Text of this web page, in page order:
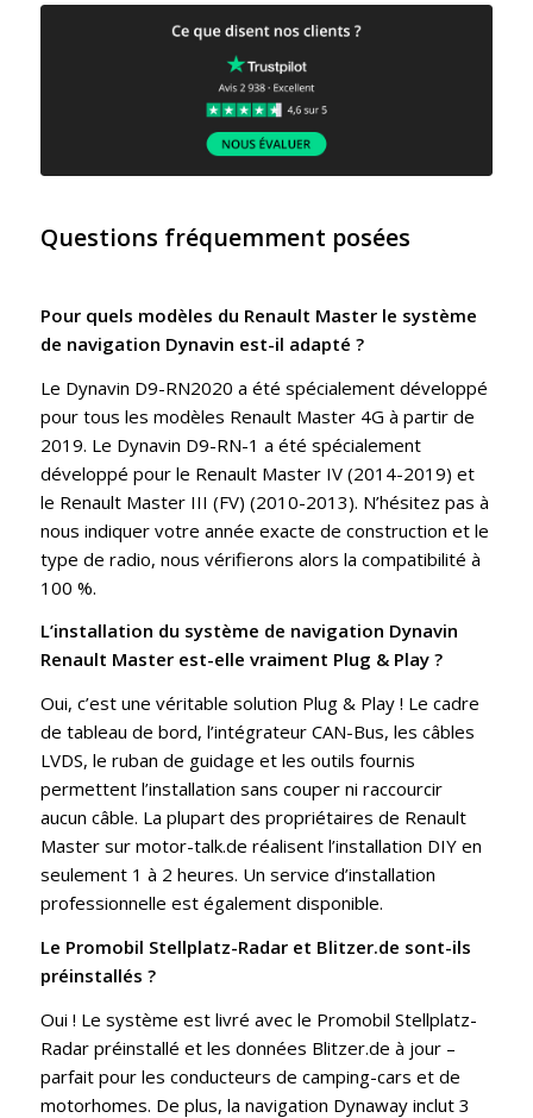
Questions fréquemment posées
Pour quels modèles du Renault Master le système
de navigation Dynavin est-il adapté ?
Le Dynavin D9-RN2020 a été spécialement développé
pour tous les modèles Renault Master 4G à partir de
2019. Le Dynavin D9-RN-1 a été spécialement
développé pour le Renault Master IV (2014-2019) et
le Renault Master III (FV) (2010-2013). N’hésitez pas à
nous indiquer votre année exacte de construction et le
type de radio, nous vérifierons alors la compatibilité à
100 %.
L’installation du système de navigation Dynavin
Renault Master est-elle vraiment Plug & Play ?
Oui, c’est une véritable solution Plug & Play ! Le cadre
de tableau de bord, l’intégrateur CAN-Bus, les câbles
LVDS, le ruban de guidage et les outils fournis
permettent l’installation sans couper ni raccourcir
aucun câble. La plupart des propriétaires de Renault
Master sur motor-talk.de réalisent l’installation DIY en
seulement 1 à 2 heures. Un service d’installation
professionnelle est également disponible.
Le Promobil Stellplatz-Radar et Blitzer.de sont-ils
préinstallés ?
Oui ! Le système est livré avec le Promobil Stellplatz-
Radar préinstallé et les données Blitzer.de à jour –
parfait pour les conducteurs de camping-cars et de
motorhomes. De plus, la navigation Dynaway inclut 3